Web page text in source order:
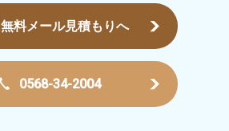
無料メール見積もりへ
0568-34-2004